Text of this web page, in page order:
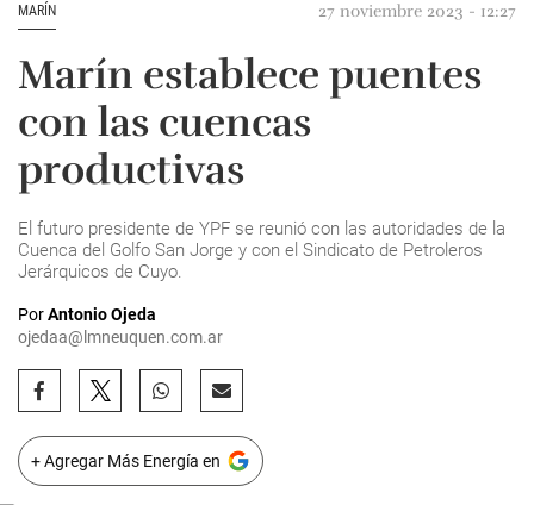
MARÍN 27 noviembre 2023 - 12:27
Marín establece puentes
con las cuencas
productivas
El futuro presidente de YPF se reunió con las autoridades de la
Cuenca del Golfo San Jorge y con el Sindicato de Petroleros
Jerárquicos de Cuyo.
PorAntonio Ojeda
ojedaa@lmneuquen.com.ar
+ Agregar Más Energía en